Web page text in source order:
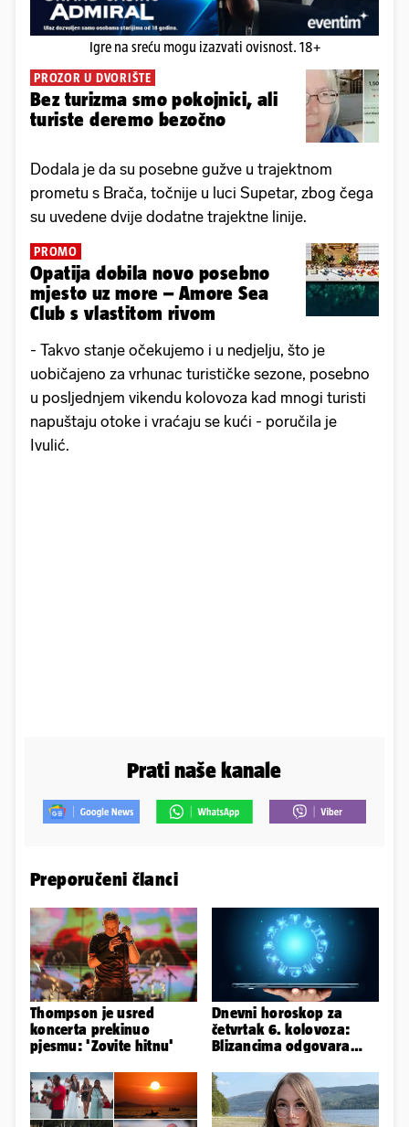
Igre na sreću mogu izazvati ovisnost. 18+
PROZOR U DVORIŠTE
Bez turizma smo pokojnici, ali
turiste deremo bezočno
Dodala je da su posebne gužve u trajektnom
prometu s Brača, točnije u luci Supetar, zbog čega
su uvedene dvije dodatne trajektne linije.
PROMO
Opatija dobila novo posebno
mjesto uz more – Amore Sea
Club s vlastitom rivom
- Takvo stanje očekujemo i u nedjelju, što je
uobičajeno za vrhunac turističke sezone, posebno
u posljednjem vikendu kolovoza kad mnogi turisti
napuštaju otoke i vraćaju se kući - poručila je
Ivulić.
Prati naše kanale
Preporučeni članci
Thompson je usred
koncerta prekinuo
pjesmu: 'Zovite hitnu'
Dnevni horoskop za
četvrtak 6. kolovoza:
Blizancima odgovara
za sve